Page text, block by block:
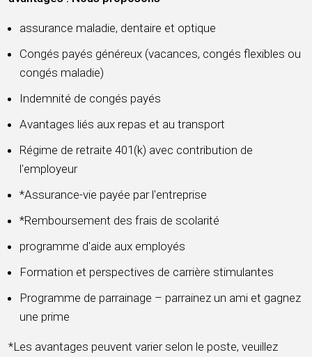
assurance maladie, dentaire et optique
Congés payés généreux (vacances, congés flexibles ou
congés maladie)
Indemnité de congés payés
Avantages liés aux repas et au transport
Régime de retraite 401(k) avec contribution de
l'employeur
*Assurance-vie payée par l'entreprise
*Remboursement des frais de scolarité
programme d'aide aux employés
Formation et perspectives de carrière stimulantes
Programme de parrainage – parrainez un ami et gagnez
une prime
*Les avantages peuvent varier selon le poste, veuillez